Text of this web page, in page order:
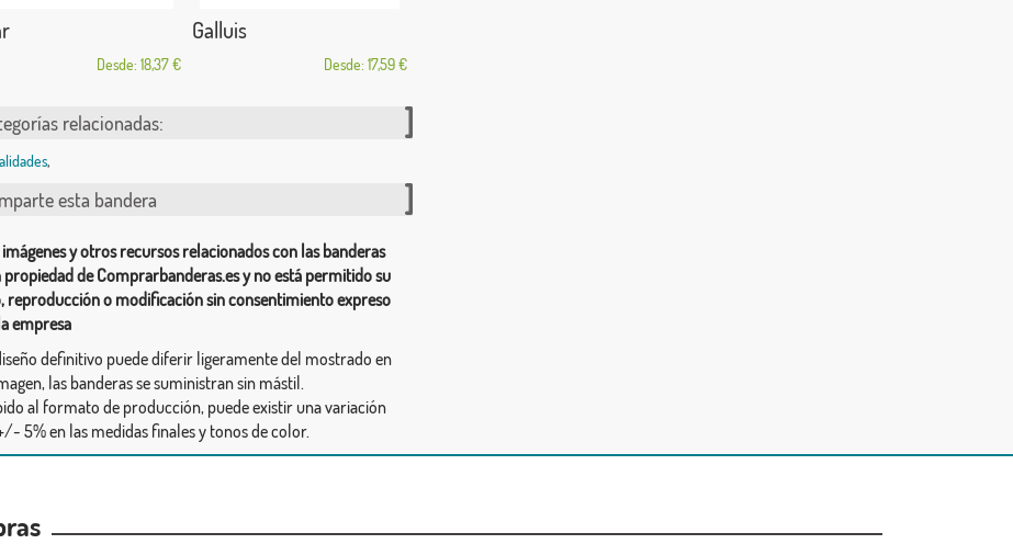
Desde: 18,37 €
Galluis
Desde: 17,59 €
relacionadas:
,
esta bandera
imágenes y otros recursos relacionados con las banderas
propiedad de Comprarbanderas.es y no está permitido su
reproducción o modificación sin consentimiento expreso
empresa
definitivo puede diferir ligeramente del mostrado en
las banderas se suministran sin mástil.
al formato de producción, puede existir una variación
5% en las medidas finales y tonos de color.